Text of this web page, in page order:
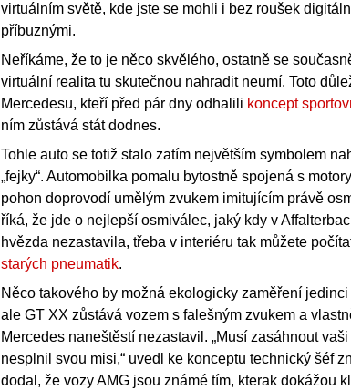
virtuálním světě, kde jste se mohli i bez roušek
příbuznými.
Neříkáme, že to je něco skvělého, ostatně se
virtuální realita tu skutečnou nahradit neumí. Toto
Mercedesu, kteří před pár dny odhalili koncept
ním zůstává stát dodnes.
Tohle auto se totiž stalo zatím největším symbolem
„fejky“. Automobilka pomalu bytostně spojená s
pohon doprovodí umělým zvukem imitujícím právě
říká, že jde o nejlepší osmiválec, jaký kdy v
hvězda nezastavila, třeba v interiéru tak můžete
starých pneumatik.
Něco takového by možná ekologicky zaměření
ale GT XX zůstává vozem s falešným zvukem a
Mercedes naneštěstí nezastavil. „Musí zasáhnout
nesplnil svou misi,“ uvedl ke konceptu technický šéf
dodal, že vozy AMG jsou známé tím, kterak dokážou